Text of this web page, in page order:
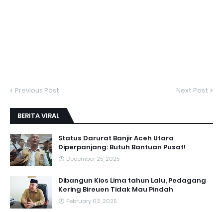
Previous Post Next Post
BERITA VIRAL
Status Darurat Banjir Aceh Utara
Diperpanjang: Butuh Bantuan Pusat!
December 25, 2025
Dibangun Kios Lima tahun Lalu, Pedagang
Kering Bireuen Tidak Mau Pindah
February 03, 2025